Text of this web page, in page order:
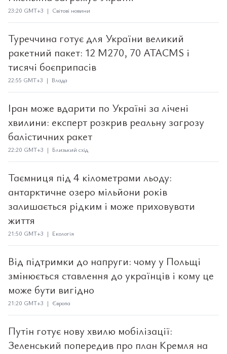
23:20 GMT+3 | Світові новини
Туреччина готує для України великий
ракетний пакет: 12 M270, 70 ATACMS і
тисячі боєприпасів
22:55 GMT+3 | Влада
Іран може вдарити по Україні за лічені
хвилини: експерт розкрив реальну загрозу
балістичних ракет
22:20 GMT+3 | Близький схід
Таємниця під 4 кілометрами льоду:
антарктичне озеро мільйони років
залишається рідким і може приховувати
життя
21:50 GMT+3 | Екологія
Від підтримки до напруги: чому у Польщі
змінюється ставлення до українців і кому це
може бути вигідно
21:20 GMT+3 | Європа
Путін готує нову хвилю мобілізації:
Зеленський попередив про план Кремля на